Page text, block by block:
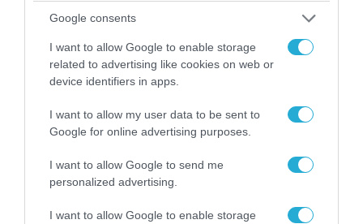
Google consents
I want to allow Google to enable storage
related to advertising like cookies on web or
device identifiers in apps.
I want to allow my user data to be sent to
Google for online advertising purposes.
I want to allow Google to send me
personalized advertising.
I want to allow Google to enable storage
τα ζώα που χάθηκαν στις πυρκαγιές της
Αττικής (φωτο)